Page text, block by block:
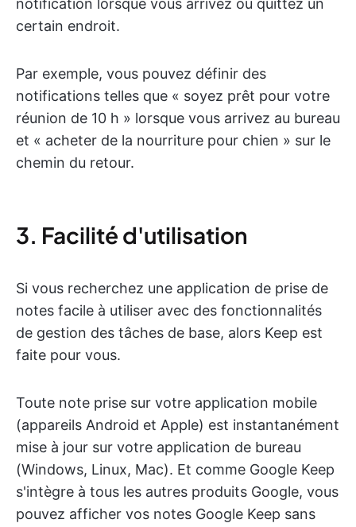
notification lorsque vous arrivez ou quittez un
certain endroit.
Par exemple, vous pouvez définir des
notifications telles que « soyez prêt pour votre
réunion de 10 h » lorsque vous arrivez au bureau
et « acheter de la nourriture pour chien » sur le
chemin du retour.
3. Facilité d'utilisation
Si vous recherchez une application de prise de
notes facile à utiliser avec des fonctionnalités
de gestion des tâches de base, alors Keep est
faite pour vous.
Toute note prise sur votre application mobile
(appareils Android et Apple) est instantanément
mise à jour sur votre application de bureau
(Windows, Linux, Mac). Et comme Google Keep
s'intègre à tous les autres produits Google, vous
pouvez afficher vos notes Google Keep sans